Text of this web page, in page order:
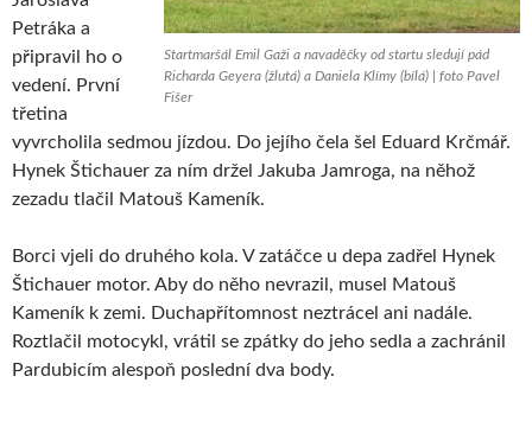
Startmaršál Emil Gaži a navaděčky od startu sledují pád
Richarda Geyera (žlutá) a Daniela Klímy (bílá) | foto Pavel
Fišer
Petráka a
připravil ho o
vedení. První
třetina
vyvrcholila sedmou jízdou. Do jejího čela šel Eduard Krčmář.
Hynek Štichauer za ním držel Jakuba Jamroga, na něhož
zezadu tlačil Matouš Kameník.
Borci vjeli do druhého kola. V zatáčce u depa zadřel Hynek
Štichauer motor. Aby do něho nevrazil, musel Matouš
Kameník k zemi. Duchapřítomnost neztrácel ani nadále.
Roztlačil motocykl, vrátil se zpátky do jeho sedla a zachránil
Pardubicím alespoň poslední dva body.